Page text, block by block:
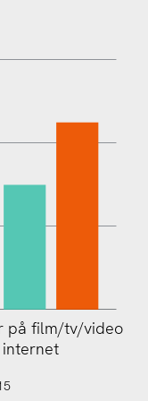
video
på film/tv/video